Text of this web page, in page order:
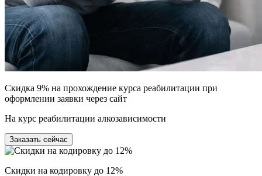
Скидка 9% на прохождение курса реабилитации при
оформлении заявки через сайт
На курс реабилитации алкозависимости
Заказать сейчас
Скидки на кодировку до 12%